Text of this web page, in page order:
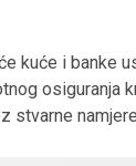
kuće i banke
osiguranja
stvarne